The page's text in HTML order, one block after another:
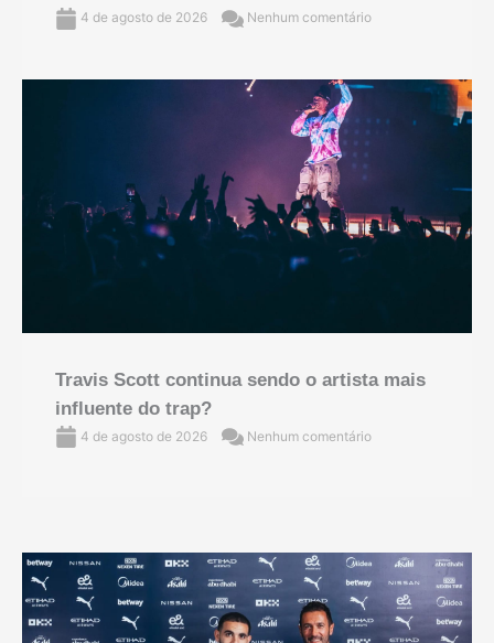
4 de agosto de 2026 Nenhum comentário
Travis Scott continua sendo o artista mais
influente do trap?
4 de agosto de 2026 Nenhum comentário